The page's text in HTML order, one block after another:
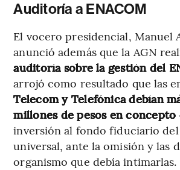
Auditoría a ENACOM
El vocero presidencial, Manuel
anunció además que la AGN
auditoría sobre la gestión del
arrojó como resultado que las
Telecom y Telefónica debían
millones de pesos en concepto
inversión al fondo fiduciario
universal, ante la omisión y las
organismo que debía intimarlas.